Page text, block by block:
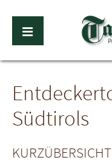
Südtirols
KURZÜBERSICHT